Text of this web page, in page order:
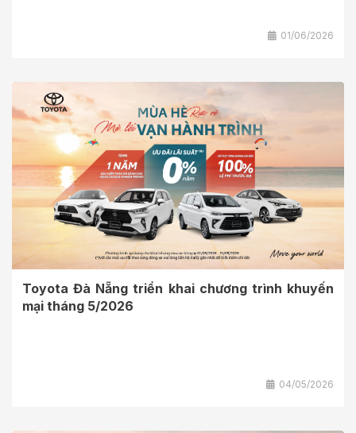
01/06/2026
Toyota Đà Nẵng triển khai chương trình khuyến
mại tháng 5/2026
04/05/2026